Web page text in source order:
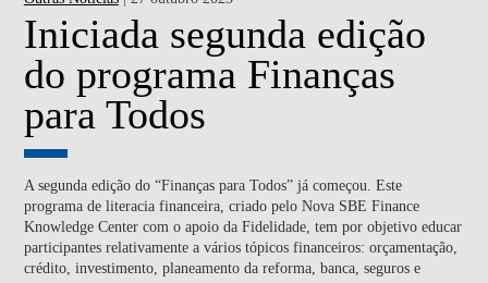
Iniciada segunda edição
do programa Finanças
para Todos
A segunda edição do “Finanças para Todos” já começou. Este
programa de literacia financeira, criado pelo Nova SBE Finance
Knowledge Center com o apoio da Fidelidade, tem por objetivo educar
participantes relativamente a vários tópicos financeiros: orçamentação,
crédito, investimento, planeamento da reforma, banca, seguros e